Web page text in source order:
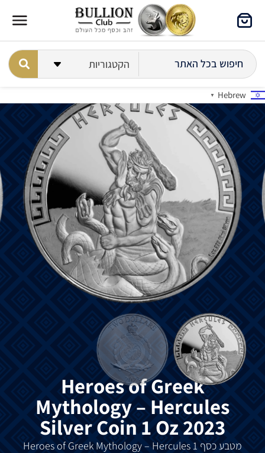
Hebrew
▼
Heroes of Greek
Mythology – Hercules
Silver Coin 1 Oz 2023
מטבעכסף Heroes of Greek Mythology – Hercules 1